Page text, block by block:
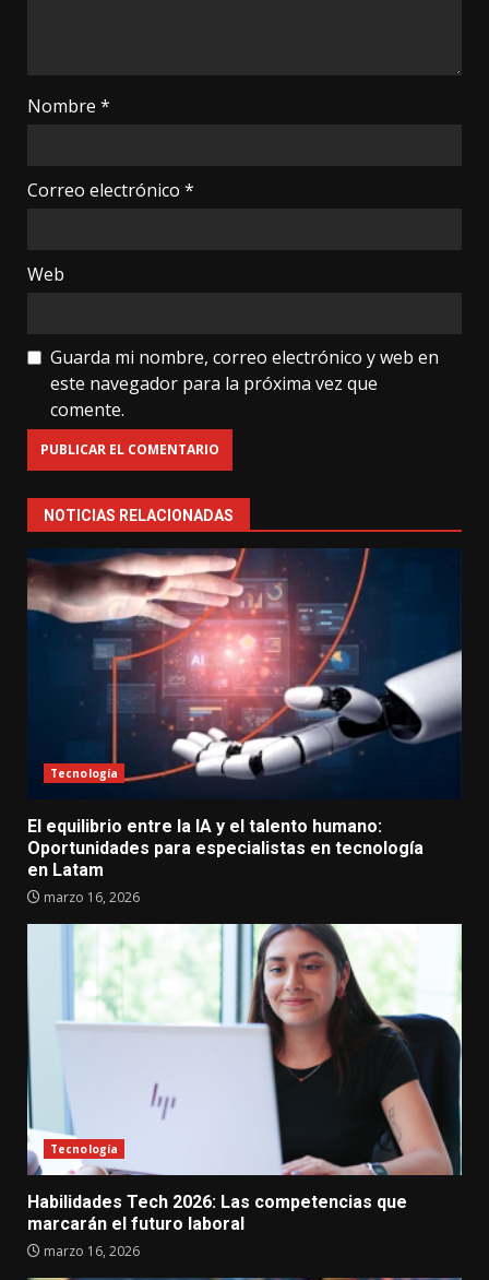
Nombre *
Correo electrónico *
Web
Guarda mi nombre, correo electrónico y web en
este navegador para la próxima vez que
comente.
NOTICIAS RELACIONADAS
Tecnología
El equilibrio entre la IA y el talento humano:
Oportunidades para especialistas en tecnología
en Latam
marzo 16, 2026
Tecnología
Habilidades Tech 2026: Las competencias que
marcarán el futuro laboral
marzo 16, 2026